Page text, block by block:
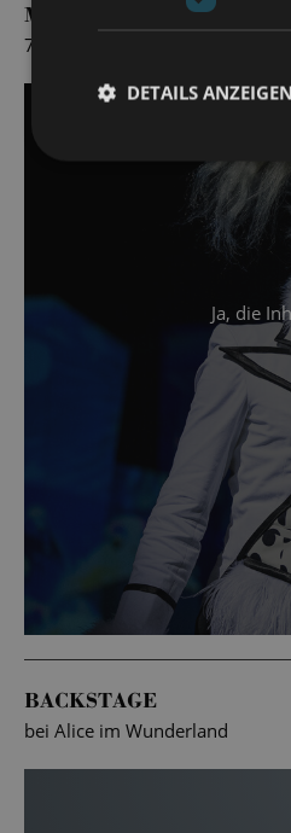
MDR ARTOUR
7. Dezember 2023
Ja, die
BACKSTAGE
bei Alice im Wunderland
DETAILS ANZEIGEN